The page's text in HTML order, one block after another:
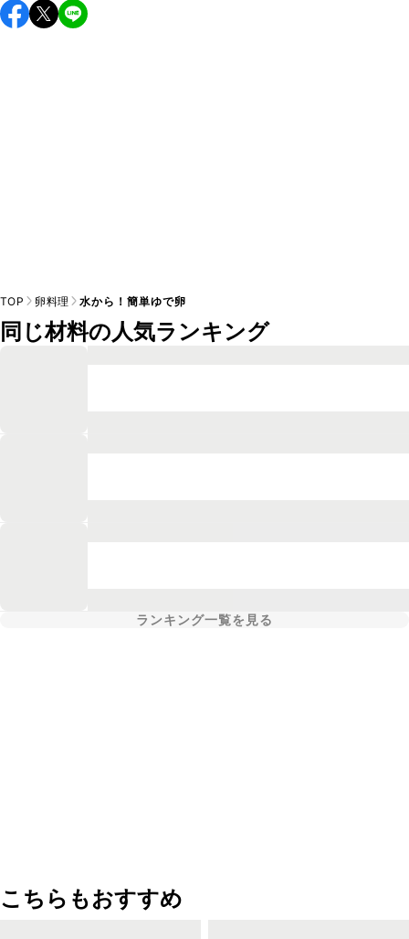
保存期間は冷蔵で翌日中が目安です。なるべくお早めにお召
し上がりください。
TOP 卵料理 水から！簡単ゆで卵
同じ材料の人気ランキング
ランキング一覧を見る
こちらもおすすめ